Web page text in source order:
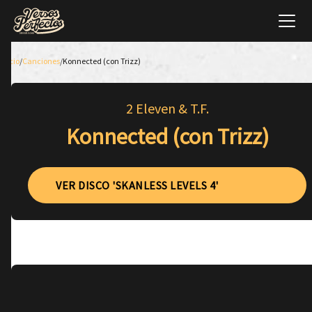
Inicio/Canciones/Konnected (con Trizz)
2 Eleven & T.F.
Konnected (con Trizz)
VER DISCO 'SKANLESS LEVELS 4'